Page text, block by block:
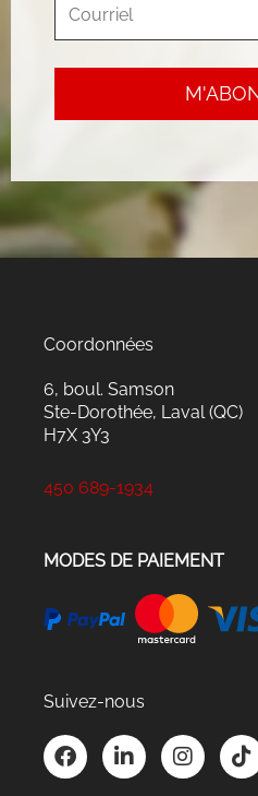
Coordonnées
6, boul. Samson
Ste-Dorothée, Laval (QC)
H7X 3Y3
450 689-1934
MODES DE PAIEMENT
Suivez-nous
F
a
L
i
I
n
T
i